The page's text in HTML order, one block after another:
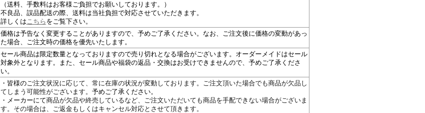
（送料、手数料はお客様ご負担でお願いしております。）
不良品、誤品配送の際、送料は当社負担で対応させていただきます。
詳しくはこちら をご覧下さい。
価格は予告なく変更することがありますので、予めご了承ください。なお、ご注文後に価格の変動があっ
た場合、ご注文時の価格を優先いたします。
セール商品は限定数量となっておりますので売り切れとなる場合がございます。オーダーメイドはセール
対象外となります。また、セール商品や福袋の返品・交換はお受けできませんので、予めご了承くださ
い。
・皆様のご注文状況に応じて、常に在庫の状況が変動しております。ご注文頂いた場合でも商品が欠品し
てしまう可能性がございます。 予めご了承ください。
・メーカーにて商品が欠品や終売しているなど、ご注文いただいても商品を手配できない場合がございま
す。その場合は、ご返金もしくはキャンセル対応とさせて頂きます。